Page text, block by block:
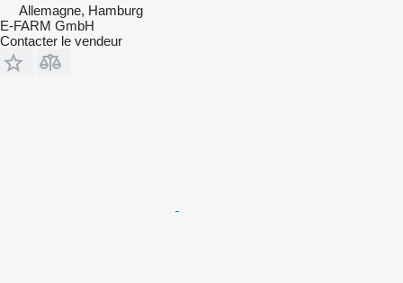
Allemagne, Hamburg
E-FARM GmbH
Contacter le vendeur